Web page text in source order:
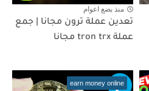
منذ بضع اعوام
تعدين عملة ترون مجانا | جمع
عملة tron trx مجانا
earn money online